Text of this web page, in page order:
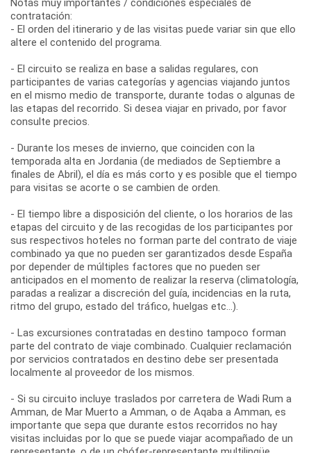
contratación:
- El orden del itinerario y de las visitas puede variar sin que ello
altere el contenido del programa.
- El circuito se realiza en base a salidas regulares, con
participantes de varias categorías y agencias viajando juntos
en el mismo medio de transporte, durante todas o algunas de
las etapas del recorrido. Si desea viajar en privado, por favor
consulte precios.
- Durante los meses de invierno, que coinciden con la
temporada alta en Jordania (de mediados de Septiembre a
finales de Abril), el día es más corto y es posible que el tiempo
para visitas se acorte o se cambien de orden.
- El tiempo libre a disposición del cliente, o los horarios de las
etapas del circuito y de las recogidas de los participantes por
sus respectivos hoteles no forman parte del contrato de viaje
combinado ya que no pueden ser garantizados desde España
por depender de múltiples factores que no pueden ser
anticipados en el momento de realizar la reserva (climatología,
paradas a realizar a discreción del guía, incidencias en la ruta,
ritmo del grupo, estado del tráfico, huelgas etc...).
- Las excursiones contratadas en destino tampoco forman
parte del contrato de viaje combinado. Cualquier reclamación
por servicios contratados en destino debe ser presentada
localmente al proveedor de los mismos.
- Si su circuito incluye traslados por carretera de Wadi Rum a
Amman, de Mar Muerto a Amman, o de Aqaba a Amman, es
importante que sepa que durante estos recorridos no hay
visitas incluidas por lo que se puede viajar acompañado de un